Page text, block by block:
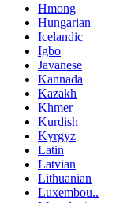
Hmong
Hungarian
Icelandic
Igbo
Javanese
Kannada
Kazakh
Khmer
Kurdish
Kyrgyz
Latin
Latvian
Lithuanian
Luxembou..